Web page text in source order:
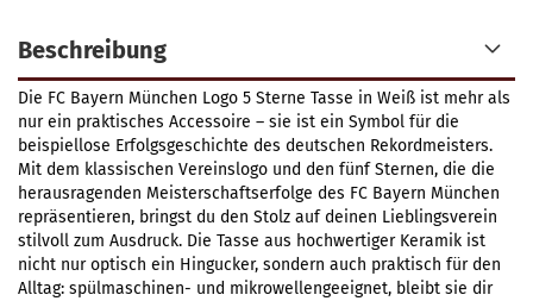
Beschreibung
Die FC Bayern München Logo 5 Sterne Tasse in Weiß ist mehr als
nur ein praktisches Accessoire – sie ist ein Symbol für die
beispiellose Erfolgsgeschichte des deutschen Rekordmeisters.
Mit dem klassischen Vereinslogo und den fünf Sternen, die die
herausragenden Meisterschaftserfolge des FC Bayern München
repräsentieren, bringst du den Stolz auf deinen Lieblingsverein
stilvoll zum Ausdruck. Die Tasse aus hochwertiger Keramik ist
nicht nur optisch ein Hingucker, sondern auch praktisch für den
Alltag: spülmaschinen- und mikrowellengeeignet, bleibt sie dir